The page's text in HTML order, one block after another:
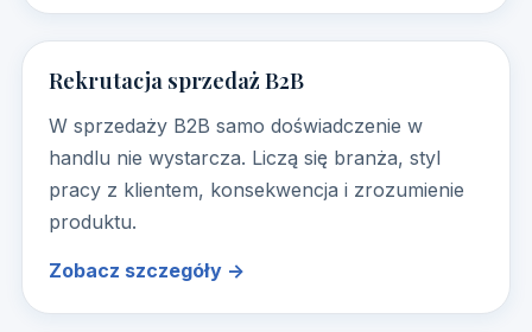
Rekrutacja sprzedaż B2B
W sprzedaży B2B samo doświadczenie w
handlu nie wystarcza. Liczą się branża, styl
pracy z klientem, konsekwencja i zrozumienie
produktu.
Zobacz szczegóły →